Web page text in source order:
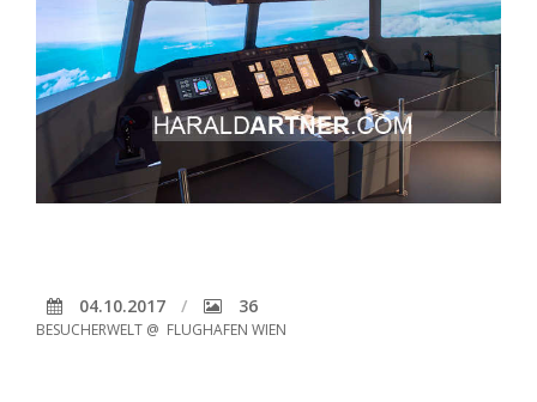
04.10.2017 36
BESUCHERWELT @ FLUGHAFEN WIEN